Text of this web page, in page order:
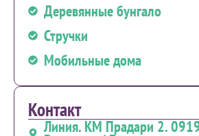
Деревянные бунгало
Стручки
Мобильные дома
Контакт
Линия. КМ Прадари 2.